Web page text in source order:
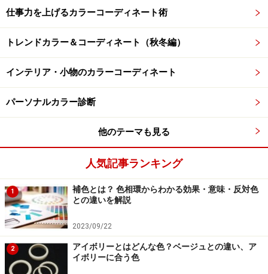
仕事力を上げるカラーコーディネート術
トレンドカラー＆コーディネート（秋冬編）
インテリア・小物のカラーコーディネート
パーソナルカラー診断
他のテーマも見る
人気記事ランキング
1
補色とは？ 色相環からわかる効果・意味・反対色
との違いを解説
2023/09/22
2
アイボリーとはどんな色？ベージュとの違い、ア
イボリーに合う色